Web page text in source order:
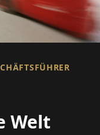
Welt